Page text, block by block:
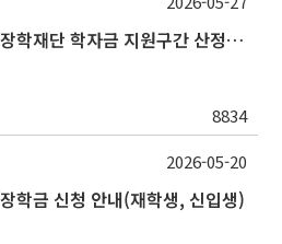
2026학년도 2학기 한국장학재단 학자금 지원구간 산정 신청 안내
8834
학금 신청 안내(재학생, 신입생)
2026-05-20